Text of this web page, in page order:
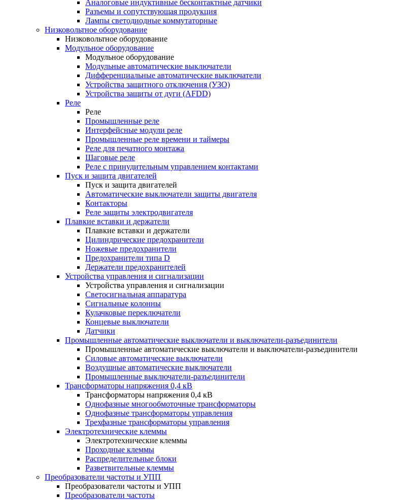
Аналоговые индуктивные бесконтактные датчики
Разъемы и сопутствующая продукция
Лампы светодиодные коммутаторные
Низковольтное оборудование
Низковольтное оборудование
Модульное оборудование
Модульное оборудование
Модульные автоматические выключатели
Дифференциальные автоматические выключатели
Устройства защитного отключения (УЗО)
Устройства защиты от дуги (AFDD)
Реле
Реле
Промышленные реле
Интерфейсные модули реле
Промышленные реле времени и таймеры
Реле для печатного монтажа
Шаговые реле
Реле с принудительным управлением контактами
Пуск и защита двигателей
Пуск и защита двигателей
Автоматические выключатели защиты двигателя
Контакторы
Реле защиты электродвигателя
Плавкие вставки и держатели
Плавкие вставки и держатели
Цилиндрические предохранители
Ножевые предохранители
Предохранители типа D
Держатели предохранителей
Устройства управления и сигнализации
Устройства управления и сигнализации
Светосигнальная аппаратура
Сигнальные колонны
Кулачковые переключатели
Концевые выключатели
Датчики
Промышленные автоматические выключатели и выключатели-разъединители
Промышленные автоматические выключатели и выключатели-разъединители
Силовые автоматические выключатели
Воздушные автоматические выключатели
Промышленные выключатели-разъединители
Трансформаторы напряжения 0,4 кВ
Трансформаторы напряжения 0,4 кВ
Однофазные многообмоточные трансформаторы
Однофазные трансформаторы управления
Трехфазные трансформаторы управления
Электротехнические клеммы
Электротехнические клеммы
Проходные клеммы
Распределительные блоки
Разветвительные клеммы
Преобразователи частоты и УПП
Преобразователи частоты и УПП
Преобразователи частоты